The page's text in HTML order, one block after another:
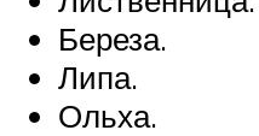
Береза.
Липа.
Ольха.